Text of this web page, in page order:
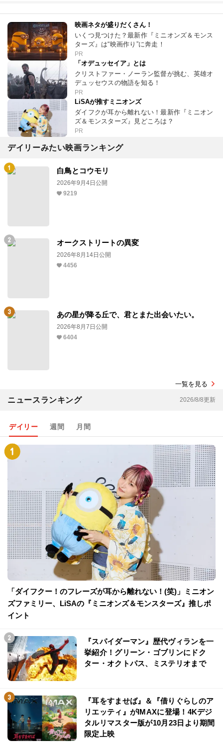
映画ネタが盛りだくさん！
いくつ見つけた？最新作『ミニオンズ＆モンス
ターズ』は“映画作り”に奔走！
PR
「オデュッセイア」とは
クリストファー・ノーラン監督が挑む、英雄オ
デュッセウスの物語を知る！
PR
LiSAが推すミニオンズ
ダイフクが耳から離れない！最新作『ミニオン
ズ＆モンスターズ』見どころは？
PR
デイリーみたい映画ランキング
白鳥とコウモリ
2026年9月4日公開
9219
オークストリートの異変
2026年8月14日公開
4456
あの星が降る丘で、君とまた出会いたい。
2026年8月7日公開
6404
一覧を見る
ニュースランキング 2026/8/8更新
デイリー 週間 月間
「ダイフクー！のフレーズが耳から離れない！(笑)」ミニオン
ズファミリー、LiSAの『ミニオンズ＆モンスターズ』推しポ
イント
『スパイダーマン』歴代ヴィランを一
挙紹介！グリーン・ゴブリンにドク
ター・オクトパス、ミステリオまで
『耳をすませば』＆『借りぐらしのア
リエッティ』がIMAXに登場！4Kデジ
タルリマスター版が10月23日より期間
限定上映